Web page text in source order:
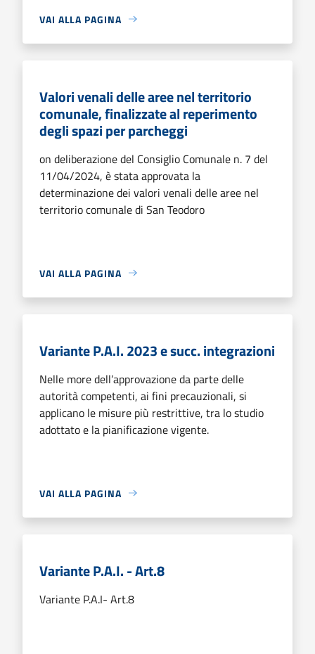
VAI ALLA PAGINA
Valori venali delle aree nel territorio
comunale, finalizzate al reperimento
degli spazi per parcheggi
on deliberazione del Consiglio Comunale n. 7 del
11/04/2024, è stata approvata la
determinazione dei valori venali delle aree nel
territorio comunale di San Teodoro
VAI ALLA PAGINA
Variante P.A.I. 2023 e succ. integrazioni
Nelle more dell’approvazione da parte delle
autorità competenti, ai fini precauzionali, si
applicano le misure più restrittive, tra lo studio
adottato e la pianificazione vigente.
VAI ALLA PAGINA
Variante P.A.I. - Art.8
Variante P.A.I- Art.8